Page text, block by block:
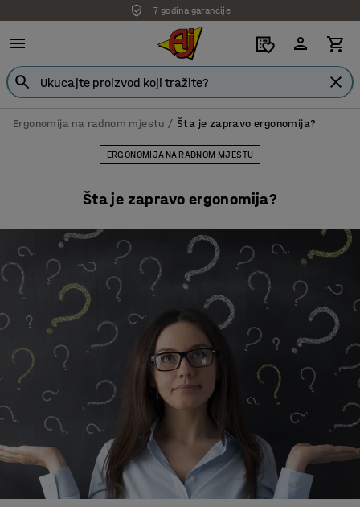
Isporuka po dogovoru
Ergonomija na radnom mjestu Šta je zapravo ergonomija?
ERGONOMIJA NA RADNOM MJESTU
Šta je zapravo ergonomija?